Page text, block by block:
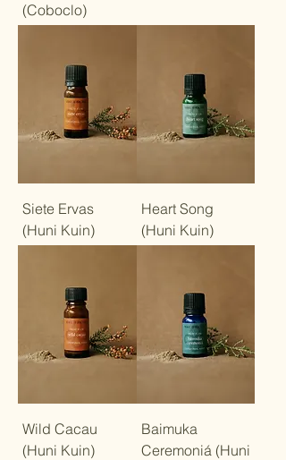
(Coboclo)
Siete Ervas
(Huni Kuin)
Heart Song
(Huni Kuin)
Wild Cacau
(Huni Kuin)
Baimuka
Ceremoniá (Huni